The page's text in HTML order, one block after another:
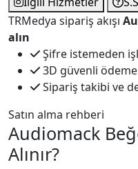
TRMedya sipariş akışı
alın
Şifre istemeden
3D güvenli ödeme
Sipariş takibi ve
Satın alma rehberi
Audiomack
Alınır?